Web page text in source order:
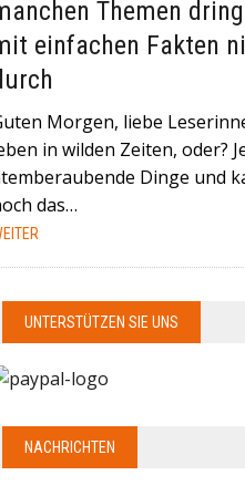
Themen
einfachen Fakten
Morgen, liebe
in wilden Zeiten, oder?
Dinge und
das…
UNTERSTÜTZEN SIE UNS
NACHRICHTEN